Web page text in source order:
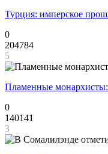
Турция: имперское
0
204784
5
Пламенные монархисты:
0
140141
3